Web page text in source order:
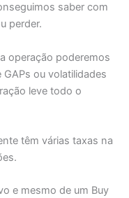
saber com
perder.
operação poderemos
ou volatilidades
leve todo o
têm várias taxas na
e mesmo de um Buy